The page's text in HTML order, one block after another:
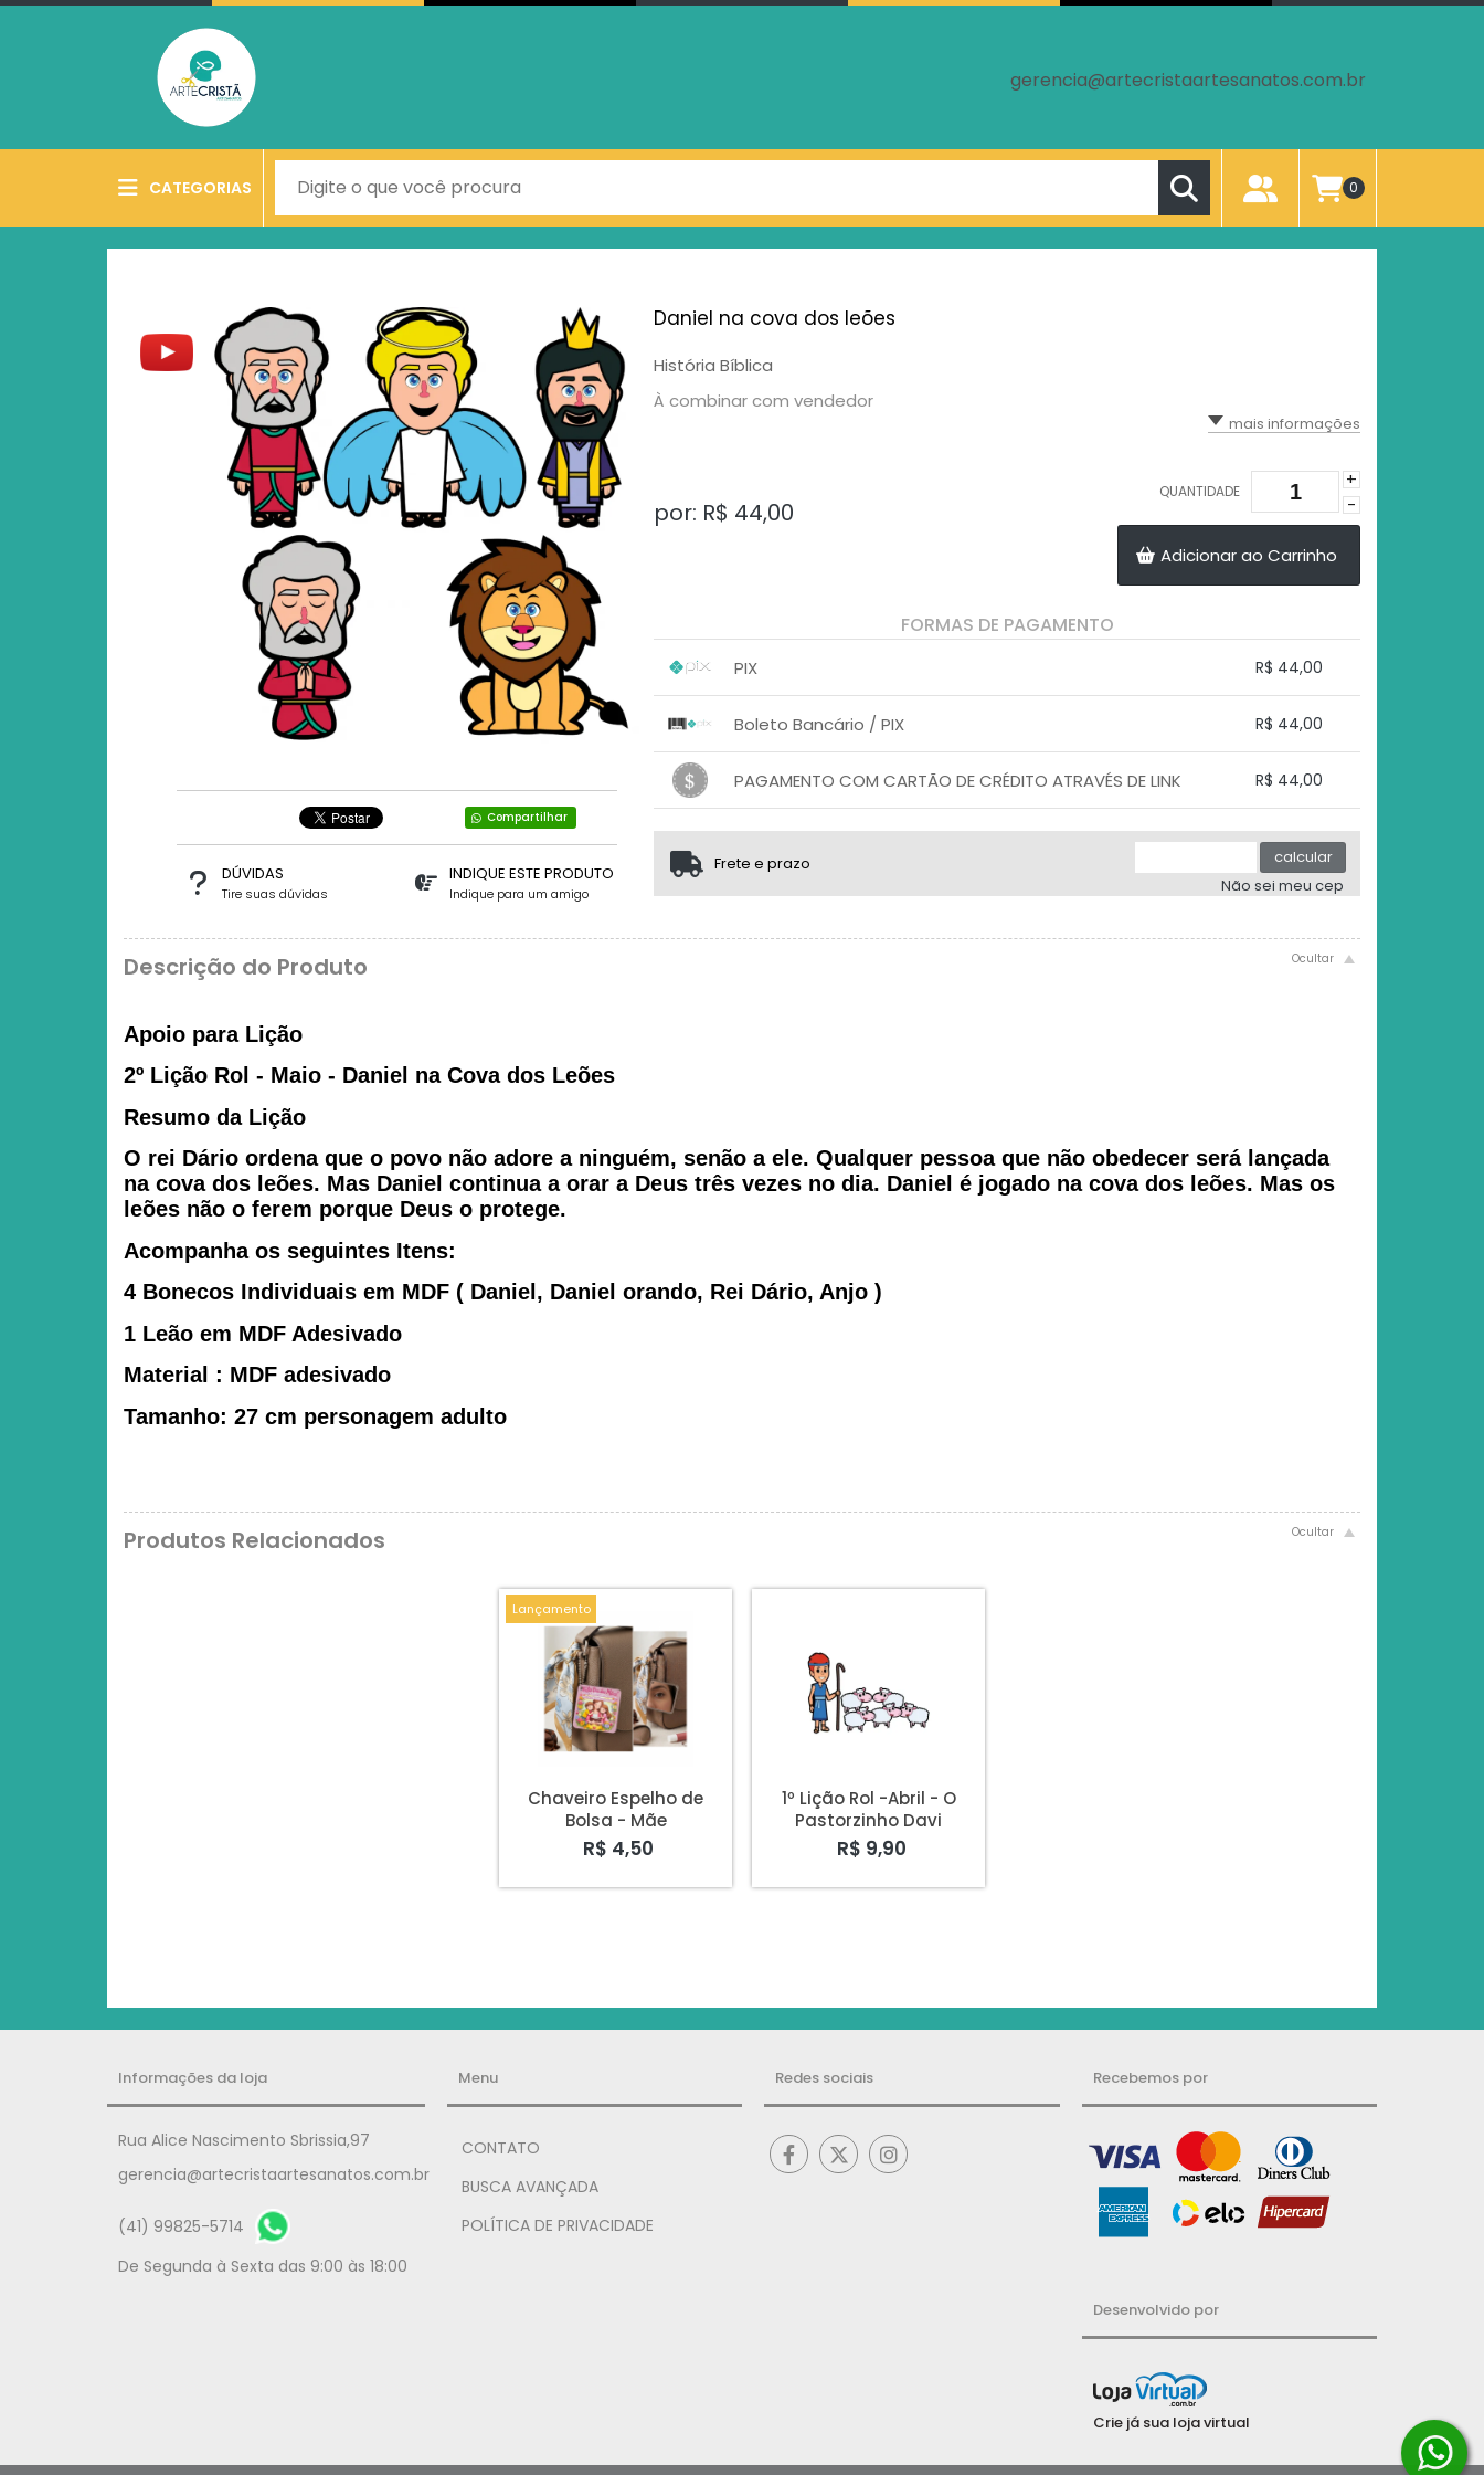
gerencia@artecristaartesanatos.com.br
CATEGORIAS 0
Compartilhar
DÚVIDAS
Tire suas dúvidas
INDIQUE ESTE PRODUTO
Indique para um amigo
Daniel na cova dos leões
História Bíblica
À combinar com vendedor
mais informações
por: R$ 44,00
QUANTIDADE
+
-
Adicionar ao Carrinho
FORMAS DE PAGAMENTO
PIX
R$ 44,00
....
Boleto Bancário / PIX
R$ 44,00
....
...
PAGAMENTO COM CARTÃO DE CRÉDITO ATRAVÉS DE LINK
R$ 44,00
... ....
Frete e prazo
calcular
Não sei meu cep
Descrição do Produto
Apoio para Lição
2º Lição Rol - Maio - Daniel na Cova dos Leões
Resumo da Lição
O rei Dário ordena que o povo não adore a ninguém, senão a ele. Qualquer pessoa que não obedecer será lançada
na cova dos leões. Mas Daniel continua a orar a Deus três vezes no dia. Daniel é jogado na cova dos leões. Mas os
leões não o ferem porque Deus o protege.
Acompanha os seguintes Itens:
4 Bonecos Individuais em MDF ( Daniel, Daniel orando, Rei Dário, Anjo )
1 Leão em MDF Adesivado
Material : MDF adesivado
Tamanho: 27 cm personagem adulto
Produtos Relacionados
Lançamento
Chaveiro Espelho de
Bolsa - Mãe
R$ 4,50
1º Lição Rol -Abril - O
Pastorzinho Davi
R$ 9,90
Informações da loja
Rua Alice Nascimento Sbrissia,97
gerencia@artecristaartesanatos.com.br
(41) 99825-5714
De Segunda à Sexta das 9:00 às 18:00
Menu
CONTATO
BUSCA AVANÇADA
POLÍTICA DE PRIVACIDADE
Redes sociais Recebemos por
Desenvolvido por
Crie já sua loja virtual